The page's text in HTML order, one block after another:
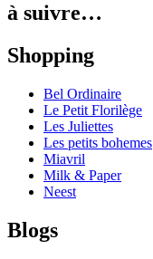
à suivre…
Shopping
Bel Ordinaire
Le Petit Florilège
Les Juliettes
Les petits bohemes
Miavril
Milk & Paper
Neest
Blogs